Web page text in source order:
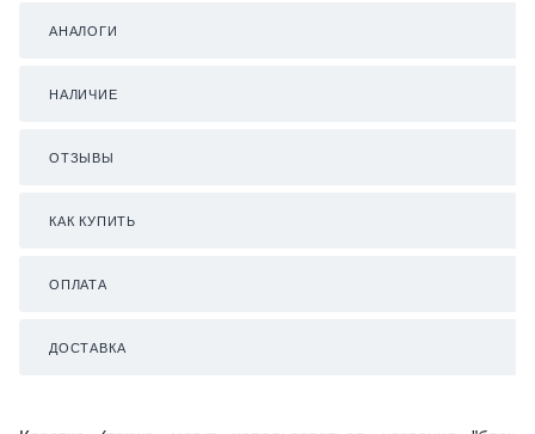
АНАЛОГИ
НАЛИЧИЕ
ОТЗЫВЫ
КАК КУПИТЬ
ОПЛАТА
ДОСТАВКА